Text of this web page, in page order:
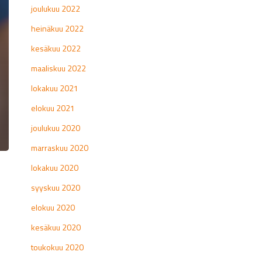
joulukuu 2022
heinäkuu 2022
kesäkuu 2022
maaliskuu 2022
lokakuu 2021
elokuu 2021
joulukuu 2020
marraskuu 2020
lokakuu 2020
syyskuu 2020
elokuu 2020
kesäkuu 2020
toukokuu 2020